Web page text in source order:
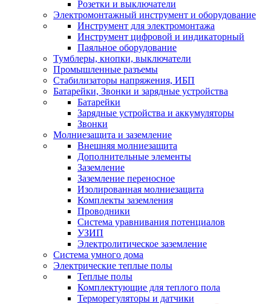
Розетки и выключатели
Электромонтажный инструмент и оборудование
Инструмент для электромонтажа
Инструмент цифровой и индикаторный
Паяльное оборудование
Тумблеры, кнопки, выключатели
Промышленные разъемы
Стабилизаторы напряжения, ИБП
Батарейки, Звонки и зарядные устройства
Батарейки
Зарядные устройства и аккумуляторы
Звонки
Молниезащита и заземление
Внешняя молниезащита
Дополнительные элементы
Заземление
Заземление переносное
Изолированная молниезащита
Комплекты заземления
Проводники
Система уравнивания потенциалов
УЗИП
Электролитическое заземление
Система умного дома
Электрические теплые полы
Теплые полы
Комплектующие для теплого пола
Терморегуляторы и датчики